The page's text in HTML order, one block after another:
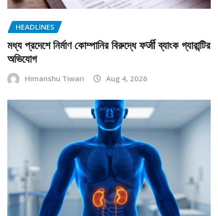
HEADLINES
মধ্য প্রদেশে নির্মাণ কোম্পানির বিরুদ্ধে ফर्जी ব্যাংক গ্যারান্টির
অভিযোগ
Himanshu Tiwari Aug 4, 2026